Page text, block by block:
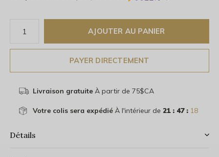
AJOUTER AU PANIER
PAYER DIRECTEMENT
Livraison gratuiteÀ partir de 75$CA
Votre colis sera expédiéÀ l'intérieur de 21 : 47 : 18
Détails